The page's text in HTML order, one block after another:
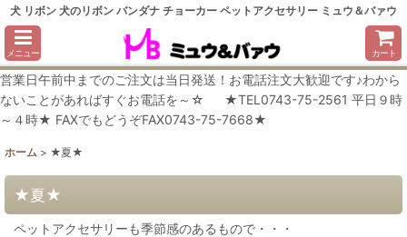
犬 リボン 犬のリボン バンダナ チョーカー ペットアクセサリー ミュウ＆バァウ
メニュー カート
営業日午前中までのご注文は当日発送！お電話注文大歓迎です♪わから
ないことがあればすぐお電話を～☆ ★TEL0743-75-2561 平日９時
～４時★ FAXでもどうぞFAX0743-75-7668★
ホーム > ★夏★
★夏★
ペットアクセサリーも季節感のあるもので・・・